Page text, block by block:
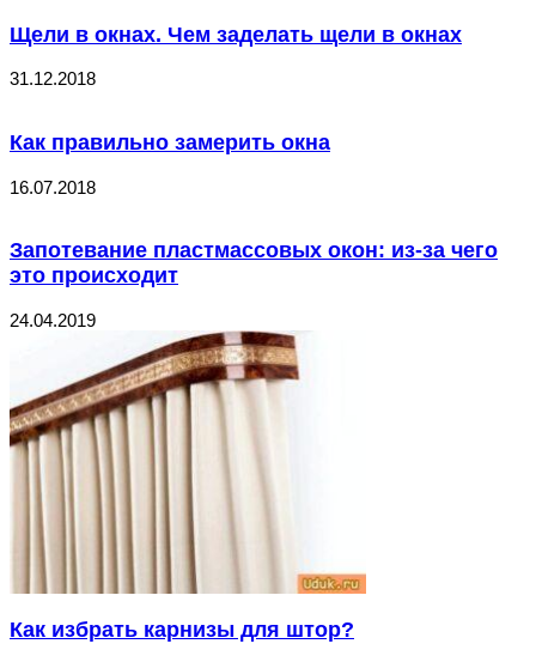
Щели в окнах. Чем заделать щели в окнах
31.12.2018
Как правильно замерить окна
16.07.2018
Запотевание пластмассовых окон: из-за чего
это происходит
24.04.2019
Как избрать карнизы для штор?